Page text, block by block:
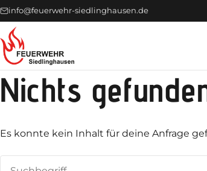
info@feuerwehr-siedlinghausen.de
Nichts
Es konnte kein Inhalt für deine Anfrage